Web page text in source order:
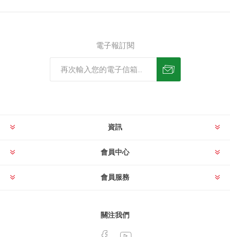
電子報訂閱
資訊
會員中心
會員服務
關注我們